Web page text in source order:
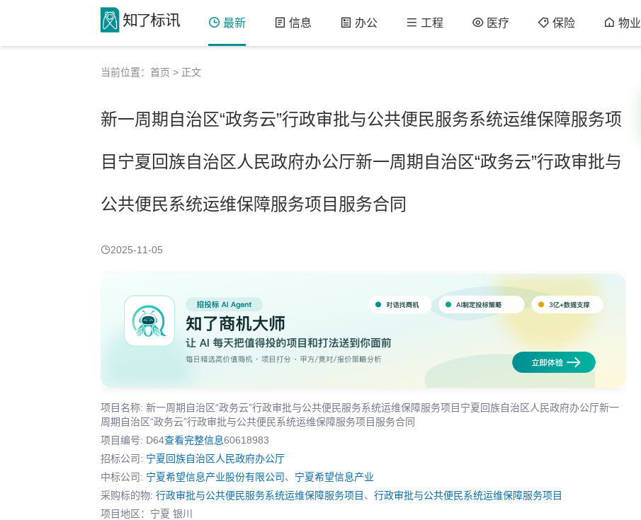
最新 信息 办公 工程 医疗 保险 物业
当前位置： 首页 > 正文
新一周期自治区“政务云”行政审批与公共便民服务系统运维保障服务项
目宁夏回族自治区人民政府办公厅新一周期自治区“政务云”行政审批与
公共便民系统运维保障服务项目服务合同
2025-11-05
项目名称: 新一周期自治区“政务云”行政审批与公共便民服务系统运维保障服务项目宁夏回族自治区人民政府办公厅新一
周期自治区“政务云”行政审批与公共便民系统运维保障服务项目服务合同
项目编号: D64查看完整信息60618983
招标公司: 宁夏回族自治区人民政府办公厅
中标公司: 宁夏希望信息产业股份有限公司、 宁夏希望信息产业
采购标的物: 行政审批与公共便民服务系统运维保障服务项目 、 行政审批与公共便民系统运维保障服务项目
项目地区：宁夏 银川